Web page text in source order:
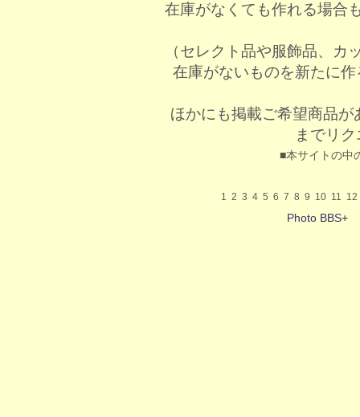
在庫がなくても作れる場合
（セレクト品や服飾品、
在庫がないものを新たに
ほかにも掲載ご希望商品が
までリ
■本サイトの中
1 2 3 4 5 6 7 8 9 10 11 12
Photo BBS+